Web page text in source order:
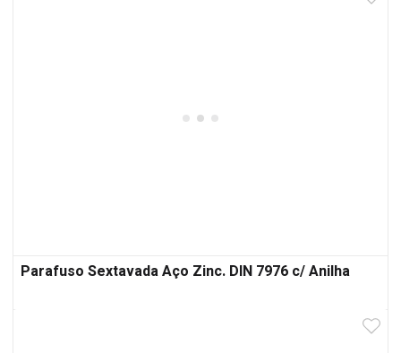
Parafuso Sextavada Aço Zinc. DIN 7976 c/ Anilha